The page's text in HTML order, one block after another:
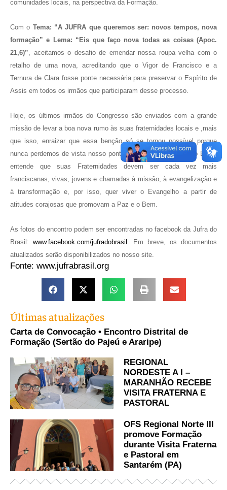
comunidades locais, na perspectiva da Formação.
Com o Tema: “A JUFRA que queremos ser: novos tempos, nova
formação” e Lema: “Eis que faço nova todas as coisas (Apoc.
21,6)” , aceitamos o desafio de emendar nossa roupa velha com o
retalho de uma nova, acreditando que o Vigor de Francisco e a
Ternura de Clara fosse ponte necessária para preservar o Espírito de
Assis em todos os irmãos que participaram desse processo.
Hoje, os últimos irmãos do Congresso são enviados com a grande
missão de levar a boa nova rumo às suas fraternidades locais e ,mais
que isso, enraizar que essa benção só se tornou possível porque
nunca perdemos de vista nosso ponto de partida. A JUFRA do Brasil
entende que suas Fraternidades devem ser cada vez mais
franciscanas, vivas, jovens e chamadas à missão, à evangelização e
à transformação e, por isso, quer viver o Evangelho a partir de
atitudes corajosas que promovam a Paz e o Bem.
As fotos do encontro podem ser encontradas no facebook da Jufra do
Brasil: www.facebook.com/jufradobrasil
. Em breve, os documentos
atualizados serão disponibilizados no nosso site.
Fonte: www.jufrabrasil.org
Últimas atualizações
Carta de Convocação • Encontro Distrital de
Formação (Sertão do Pajeú e Araripe)
REGIONAL
NORDESTE A I –
MARANHÃO RECEBE
VISITA FRATERNA E
PASTORAL
OFS Regional Norte III
promove Formação
durante Visita Fraterna
e Pastoral em
Santarém (PA)